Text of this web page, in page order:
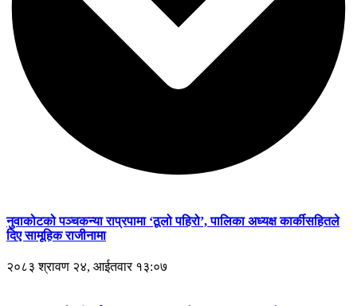
नुवाकोटको पञ्चकन्या राप्रपामा ‘ठूलो पहिरो’, पालिका अध्यक्ष कार्कीसहितले
दिए सामूहिक राजीनामा
२०८३ श्रावण २४, आईतवार १३:०७